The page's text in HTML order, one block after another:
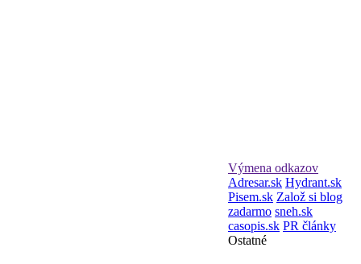
Výmena odkazov
Adresar.sk Hydrant.sk
Pisem.sk Založ si blog
zadarmo sneh.sk
casopis.sk PR články
Ostatné